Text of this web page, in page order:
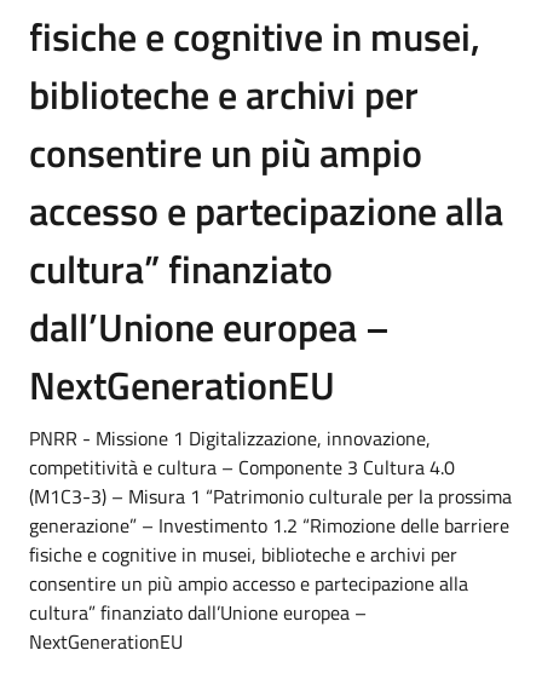
fisiche e cognitive in musei,
biblioteche e archivi per
consentire un più ampio
accesso e partecipazione alla
cultura” finanziato
dall’Unione europea –
NextGenerationEU
PNRR - Missione 1 Digitalizzazione, innovazione,
competitività e cultura – Componente 3 Cultura 4.0
(M1C3-3) – Misura 1 “Patrimonio culturale per la prossima
generazione” – Investimento 1.2 “Rimozione delle barriere
fisiche e cognitive in musei, biblioteche e archivi per
consentire un più ampio accesso e partecipazione alla
cultura” finanziato dall’Unione europea –
NextGenerationEU